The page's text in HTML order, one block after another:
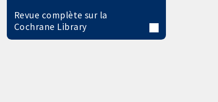
Revue complète sur la
Cochrane Library